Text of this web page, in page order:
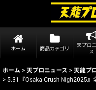
ホーム 商品カテゴリ
天プロ
ス
ホーム > 天プロニュース > 天龍プ
> 5.31『Osaka Crush Nigh2025』